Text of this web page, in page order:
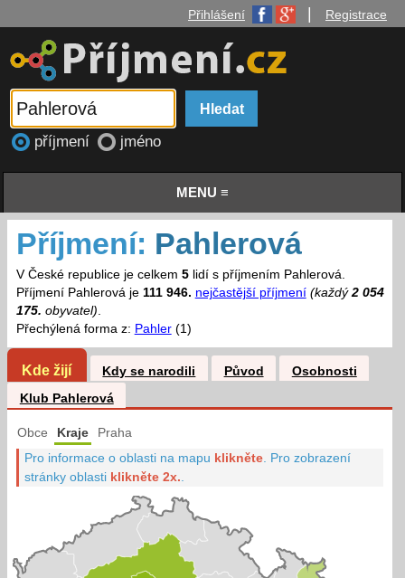
Přihlášení Registrace
příjmení jméno
MENU ≡
Příjmení: Pahlerová
V České republice je celkem 5lidí s příjmením Pahlerová.
Příjmení Pahlerová je 111 946. nejčastější příjmení (každý2 054
175. obyvatel).
Přechýlená forma z: Pahler(1)
Kde žijí Kdy se narodili Původ
Osobnosti
Klub Pahlerová
Obce Kraje Praha
Pro informace o oblasti na mapu klikněte Pro zobrazení
stránky oblasti klikněte 2x.